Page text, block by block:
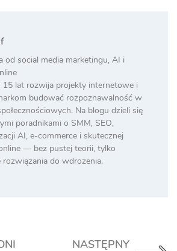
od social media marketingu, AI i
15 lat rozwija projekty internetowe i
budować rozpoznawalność w
Na blogu dzieli się
poradnikami o SMM, SEO,
AI, e-commerce i skutecznej
— bez pustej teorii, tylko
rozwiązania do wdrożenia.
NASTĘPNY